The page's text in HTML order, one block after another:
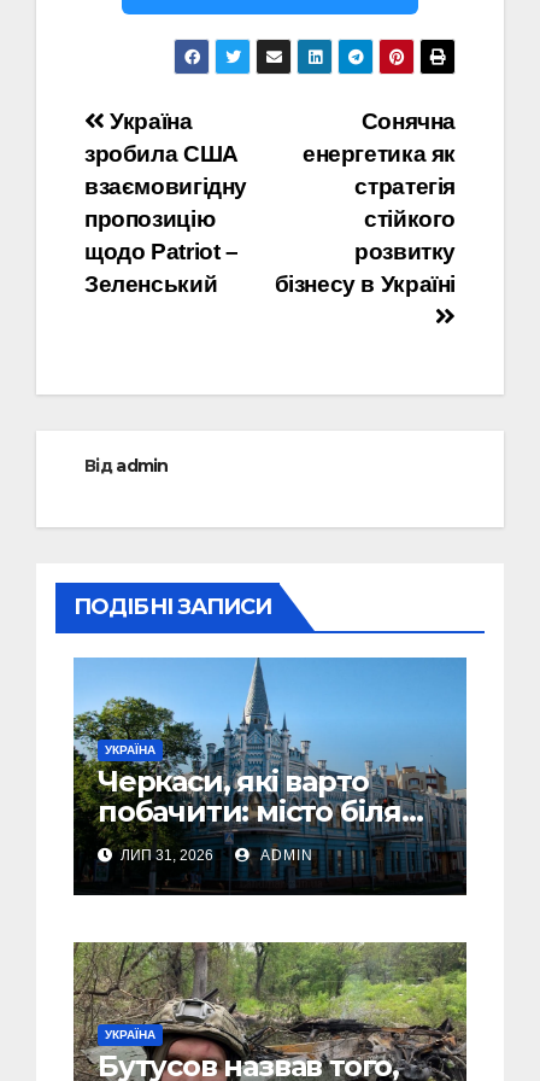
Навігація
записів
Сонячна
енергетика як
стратегія
стійкого
розвитку
бізнесу в Україні
Україна
зробила США
взаємовигідну
пропозицію
щодо Patriot –
Зеленський
Відadmin
ПОДІБНІ ЗАПИСИ
УКРАЇНА
Черкаси, які варто
побачити: місто біля
Дніпра, зелені парки
та місця з особливою
атмосферою
ЛИП 31, 2026 ADMIN
УКРАЇНА
Бутусов назвав того,